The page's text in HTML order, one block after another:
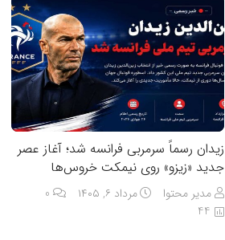
زیدان رسماً سرمربی فرانسه شد؛ آغاز عصر
جدید «زیزو» روی نیمکت خروس‌ها
مدیر محتوا مرداد ۶, ۱۴۰۵
44